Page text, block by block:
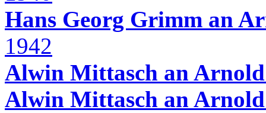
Hans Georg Grimm an
1942
Alwin Mittasch an
Alwin Mittasch an